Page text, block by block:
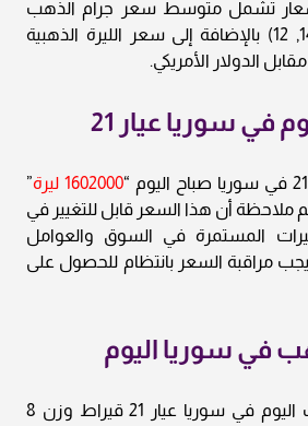
تشمل متوسط سعر جرام الذهب
عيار (24, 22, 21، 18, 14, 12) بالإضافة إلى سعر الليرة الذهبية
الدولار الأمريكي.
سوريا عيار 21
1602000 ليرة
”
ملاحظة أن هذا السعر قابل للتغيير في
المستمرة في السوق والعوامل
يجب مراقبة السعر بانتظام للحصول على
في سوريا اليوم
بلغ سعر الليرة الذهب اليوم في سوريا عيار 21 قيراط وزن 8